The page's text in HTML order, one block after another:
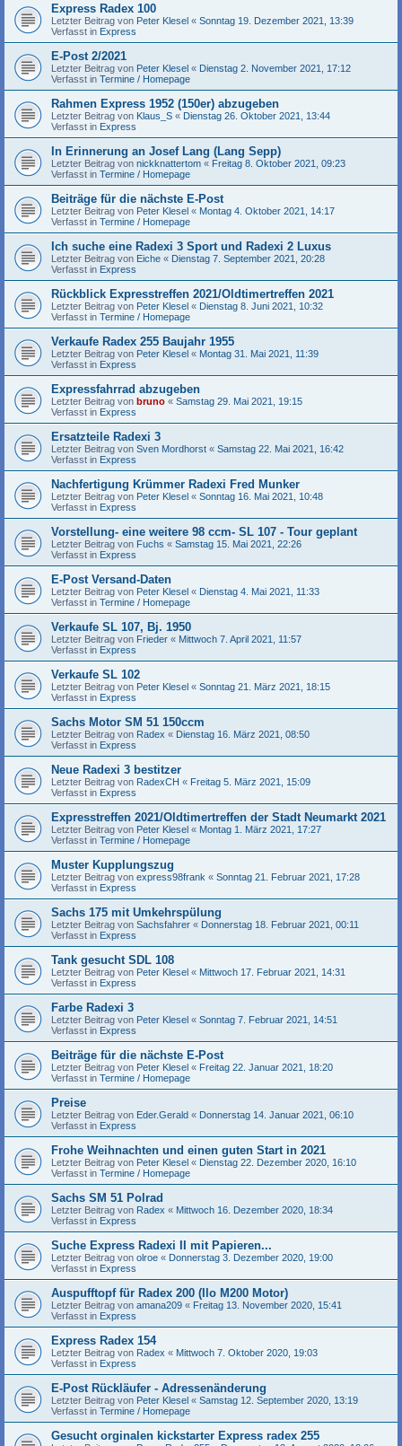
Express Radex 100
Letzter Beitrag von Peter Klesel « Sonntag 19. Dezember 2021, 13:39
Verfasst in Express
E-Post 2/2021
Letzter Beitrag von Peter Klesel « Dienstag 2. November 2021, 17:12
Verfasst in Termine / Homepage
Rahmen Express 1952 (150er) abzugeben
Letzter Beitrag von Klaus_S « Dienstag 26. Oktober 2021, 13:44
Verfasst in Express
In Erinnerung an Josef Lang (Lang Sepp)
Letzter Beitrag von nickknattertom « Freitag 8. Oktober 2021, 09:23
Verfasst in Termine / Homepage
Beiträge für die nächste E-Post
Letzter Beitrag von Peter Klesel « Montag 4. Oktober 2021, 14:17
Verfasst in Termine / Homepage
Ich suche eine Radexi 3 Sport und Radexi 2 Luxus
Letzter Beitrag von Eiche « Dienstag 7. September 2021, 20:28
Verfasst in Express
Rückblick Expresstreffen 2021/Oldtimertreffen 2021
Letzter Beitrag von Peter Klesel « Dienstag 8. Juni 2021, 10:32
Verfasst in Termine / Homepage
Verkaufe Radex 255 Baujahr 1955
Letzter Beitrag von Peter Klesel « Montag 31. Mai 2021, 11:39
Verfasst in Express
Expressfahrrad abzugeben
Letzter Beitrag von bruno « Samstag 29. Mai 2021, 19:15
Verfasst in Express
Ersatzteile Radexi 3
Letzter Beitrag von Sven Mordhorst « Samstag 22. Mai 2021, 16:42
Verfasst in Express
Nachfertigung Krümmer Radexi Fred Munker
Letzter Beitrag von Peter Klesel « Sonntag 16. Mai 2021, 10:48
Verfasst in Express
Vorstellung- eine weitere 98 ccm- SL 107 - Tour geplant
Letzter Beitrag von Fuchs « Samstag 15. Mai 2021, 22:26
Verfasst in Express
E-Post Versand-Daten
Letzter Beitrag von Peter Klesel « Dienstag 4. Mai 2021, 11:33
Verfasst in Termine / Homepage
Verkaufe SL 107, Bj. 1950
Letzter Beitrag von Frieder « Mittwoch 7. April 2021, 11:57
Verfasst in Express
Verkaufe SL 102
Letzter Beitrag von Peter Klesel « Sonntag 21. März 2021, 18:15
Verfasst in Express
Sachs Motor SM 51 150ccm
Letzter Beitrag von Radex « Dienstag 16. März 2021, 08:50
Verfasst in Express
Neue Radexi 3 bestitzer
Letzter Beitrag von RadexCH « Freitag 5. März 2021, 15:09
Verfasst in Express
Expresstreffen 2021/Oldtimertreffen der Stadt Neumarkt 2021
Letzter Beitrag von Peter Klesel « Montag 1. März 2021, 17:27
Verfasst in Termine / Homepage
Muster Kupplungszug
Letzter Beitrag von express98frank « Sonntag 21. Februar 2021, 17:28
Verfasst in Express
Sachs 175 mit Umkehrspülung
Letzter Beitrag von Sachsfahrer « Donnerstag 18. Februar 2021, 00:11
Verfasst in Express
Tank gesucht SDL 108
Letzter Beitrag von Peter Klesel « Mittwoch 17. Februar 2021, 14:31
Verfasst in Express
Farbe Radexi 3
Letzter Beitrag von Peter Klesel « Sonntag 7. Februar 2021, 14:51
Verfasst in Express
Beiträge für die nächste E-Post
Letzter Beitrag von Peter Klesel « Freitag 22. Januar 2021, 18:20
Verfasst in Termine / Homepage
Preise
Letzter Beitrag von Eder.Gerald « Donnerstag 14. Januar 2021, 06:10
Verfasst in Express
Frohe Weihnachten und einen guten Start in 2021
Letzter Beitrag von Peter Klesel « Dienstag 22. Dezember 2020, 16:10
Verfasst in Termine / Homepage
Sachs SM 51 Polrad
Letzter Beitrag von Radex « Mittwoch 16. Dezember 2020, 18:34
Verfasst in Express
Suche Express Radexi II mit Papieren...
Letzter Beitrag von olroe « Donnerstag 3. Dezember 2020, 19:00
Verfasst in Express
Auspufftopf für Radex 200 (Ilo M200 Motor)
Letzter Beitrag von amana209 « Freitag 13. November 2020, 15:41
Verfasst in Express
Express Radex 154
Letzter Beitrag von Radex « Mittwoch 7. Oktober 2020, 19:03
Verfasst in Express
E-Post Rückläufer - Adressenänderung
Letzter Beitrag von Peter Klesel « Samstag 12. September 2020, 13:19
Verfasst in Termine / Homepage
Gesucht orginalen kickstarter Express radex 255